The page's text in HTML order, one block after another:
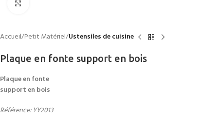
Accueil Petit Matériel Ustensiles de cuisine
Plaque en fonte support en bois
Plaque en fonte
support en bois
Référence: YY2013